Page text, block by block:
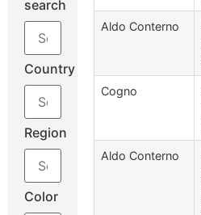
search
Country
Region
Color
Aldo Conterno
Cogno
Aldo Conterno